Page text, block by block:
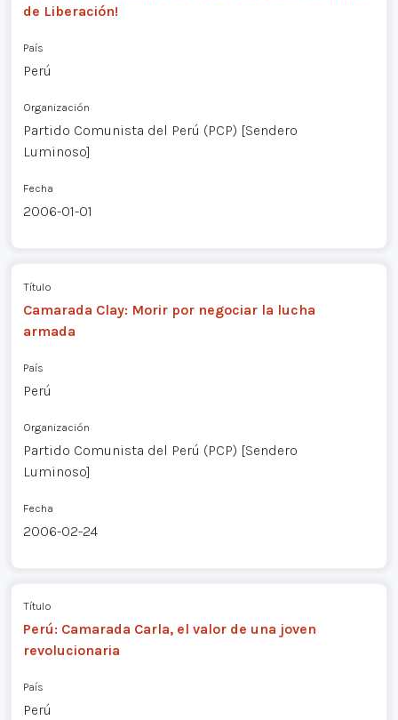
de Liberación!
País
Perú
Organización
Partido Comunista del Perú (PCP) [Sendero
Luminoso]
Fecha
2006-01-01
Título
Camarada Clay: Morir por negociar la lucha
armada
País
Perú
Organización
Partido Comunista del Perú (PCP) [Sendero
Luminoso]
Fecha
2006-02-24
Título
Perú: Camarada Carla, el valor de una joven
revolucionaria
País
Perú